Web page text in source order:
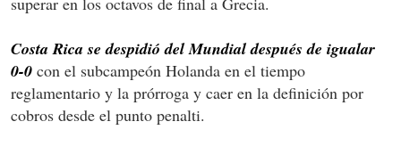
Costa Rica se despidió del Mundial después de igualar
0-0 con el subcampeón Holanda en el tiempo
reglamentario y la prórroga y caer en la definición por
cobros desde el punto penalti.